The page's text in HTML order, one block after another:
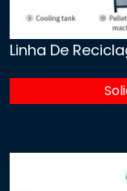
Linha De